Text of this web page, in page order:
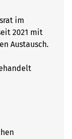
im
2021 mit
Austausch.